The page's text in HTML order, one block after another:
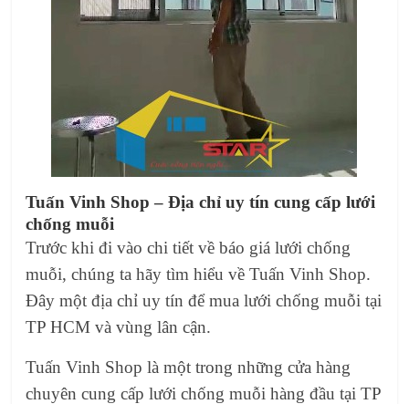
Tuấn Vinh Shop – Địa chỉ uy tín cung cấp lưới
chống muỗi
Trước khi đi vào chi tiết về báo giá lưới chống
muỗi, chúng ta hãy tìm hiểu về Tuấn Vinh Shop.
Đây một địa chỉ uy tín để mua lưới chống muỗi tại
TP HCM và vùng lân cận.
Tuấn Vinh Shop là một trong những cửa hàng
chuyên cung cấp lưới chống muỗi hàng đầu tại TP